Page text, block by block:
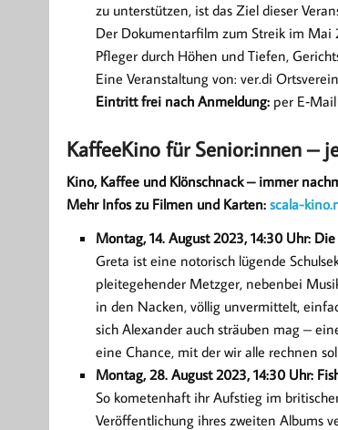
zu unterstützen, ist das Ziel dieser
Der Dokumentarfilm zum Streik im Mai
Pfleger durch Höhen und Tiefen,
Eine Veranstaltung von: ver.di
Eintritt frei nach Anmeldung: per
KaffeeKino für Senior:innen –
Kino, Kaffee und Klönschnack – immer
Mehr Infos zu Filmen und Karten: scala-
Montag, 14. August 2023, 14:30 Uhr:
Greta ist eine notorisch lügende
pleitegehender Metzger, nebenbei
in den Nacken, völlig unvermittelt,
sich Alexander auch sträuben mag –
eine Chance, mit der wir alle rechnen
Montag, 28. August 2023, 14:30 Uhr:
So kometenhaft ihr Aufstieg im
Veröffentlichung ihres zweiten Albums